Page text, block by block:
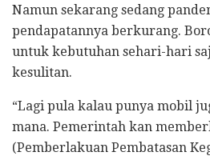
Namun sekarang sedang
pendapatannya berkurang.
untuk kebutuhan sehari-hari
kesulitan.
“Lagi pula kalau punya mobil
mana. Pemerintah kan
(Pemberlakuan Pembatasan